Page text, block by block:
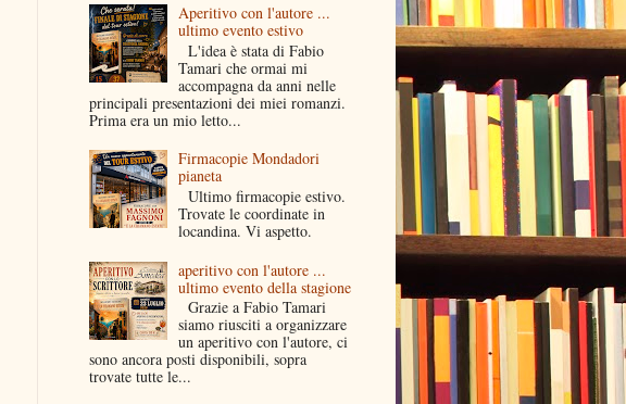
Aperitivo con l'autore ...
ultimo evento estivo
L'idea è stata di Fabio
Tamari che ormai mi
accompagna da anni nelle
principali presentazioni dei miei romanzi.
Prima era un mio letto...
Firmacopie Mondadori
pianeta
Ultimo firmacopie estivo.
Trovate le coordinate in
locandina. Vi aspetto.
aperitivo con l'autore ...
ultimo evento della stagione
Grazie a Fabio Tamari
siamo riusciti a organizzare
un aperitivo con l'autore, ci
sono ancora posti disponibili, sopra
trovate tutte le...